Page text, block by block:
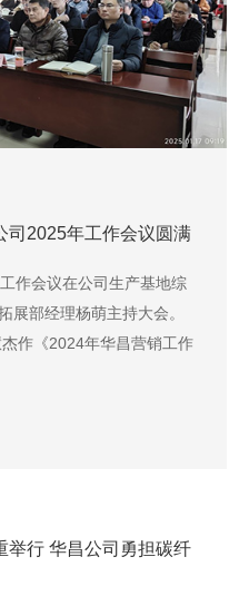
司2025年工作会议圆满
作会议在公司生产基地综
展部经理杨萌主持大会。
作《2024年华昌营销工作
基树脂销售突破22000吨
举行 华昌公司勇担碳纤